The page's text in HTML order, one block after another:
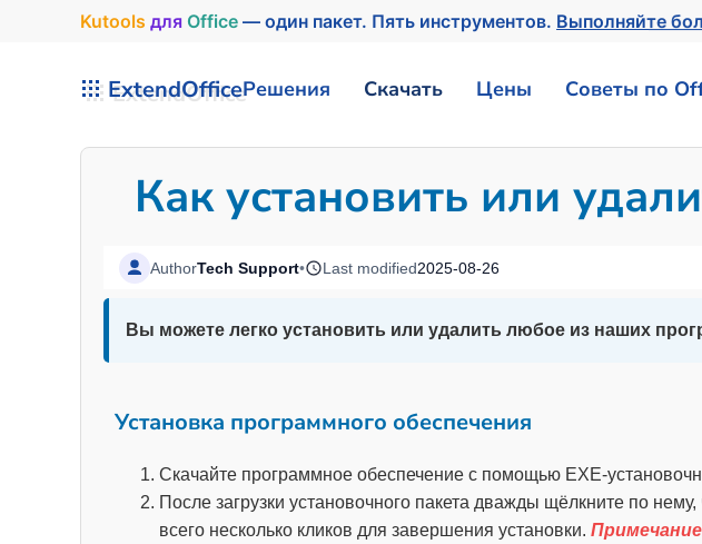
Kutools для Office— один пакет. Пять инструментов.Выполняйте
ExtendOfficeРешения Скачать Цены Советы по
Как установить или
AuthorTech Support• Last modified2025-08-26
Вы можете легко установить или удалить любое из наших
Установка программного обеспечения
Скачайте программное обеспечение с помощью EXE-
После загрузки установочного пакета дважды щёлкните по
всего несколько кликов для завершения установки.